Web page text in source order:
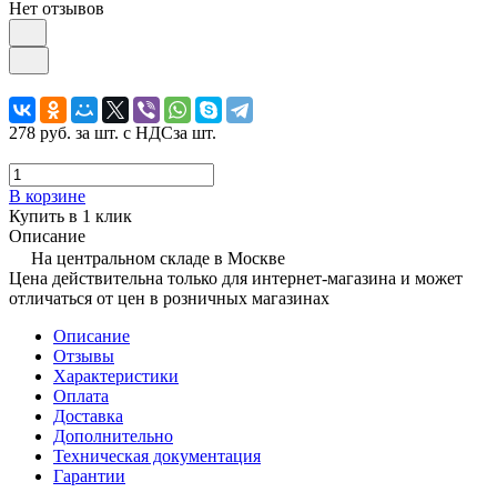
Нет отзывов
278 руб. за шт. с НДСза шт.
В корзине
Купить в 1 клик
Описание
На центральном складе в Москве
Цена действительна только для интернет-магазина и может
отличаться от цен в розничных магазинах
Описание
Отзывы
Характеристики
Оплата
Доставка
Дополнительно
Техническая документация
Гарантии